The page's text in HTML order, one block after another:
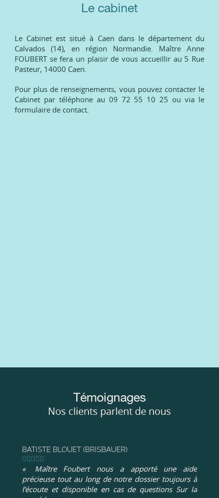
Le cabinet
Le Cabinet est situé à Caen dans le département du
Calvados (14), en région Normandie. Maître Anne
FOUBERT se fera un plaisir de vous accueillir au 5 Rue
Pasteur, 14000 Caen.
Pour plus de renseignements, vous pouvez contacter le
Cabinet par téléphone au 09 72 55 10 25 ou via le
formulaire de contact.
Témoignages
Nos clients parlent de nous
BATISTE BLOUET (BRISBAUER)
Maître Foubert nous a apporté une aide
précieuse tout au long de notre dossier toujours à
l’écoute et disponible en cas de questions Sur la